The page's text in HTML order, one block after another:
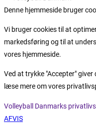
Denne hjemmeside bruger
Vi bruger cookies til at
markedsføring og til at
vores hjemmeside.
Ved at trykke "Accepter"
læse mere om vores
Volleyball Danmarks
AFVIS